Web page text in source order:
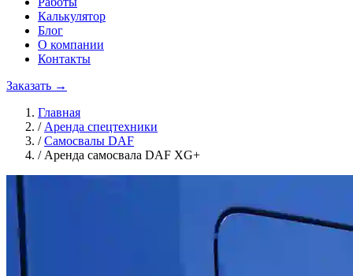
Калькулятор
Блог
О компании
Контакты
Заказать →
Главная
/ Аренда спецтехники
/ Самосвалы DAF
/ Аренда самосвала DAF XG+